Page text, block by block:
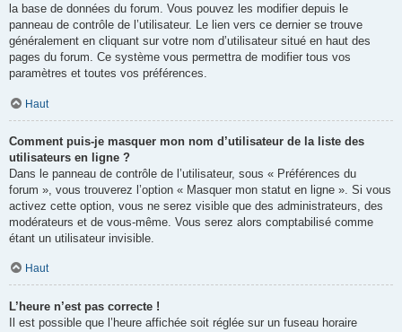
la base de données du forum. Vous pouvez les modifier depuis le
panneau de contrôle de l’utilisateur. Le lien vers ce dernier se trouve
généralement en cliquant sur votre nom d’utilisateur situé en haut des
pages du forum. Ce système vous permettra de modifier tous vos
paramètres et toutes vos préférences.
Haut
Comment puis-je masquer mon nom d’utilisateur de la liste des
utilisateurs en ligne ?
Dans le panneau de contrôle de l’utilisateur, sous « Préférences du
forum », vous trouverez l’option « Masquer mon statut en ligne ». Si vous
activez cette option, vous ne serez visible que des administrateurs, des
modérateurs et de vous-même. Vous serez alors comptabilisé comme
étant un utilisateur invisible.
Haut
L’heure n’est pas correcte !
Il est possible que l’heure affichée soit réglée sur un fuseau horaire